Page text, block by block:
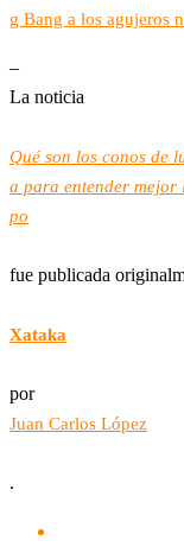
g Bang a los agujeros
–
La noticia
Qué son los conos de
a para entender mejor
po
fue publicada
Xataka
por
Juan Carlos López
.